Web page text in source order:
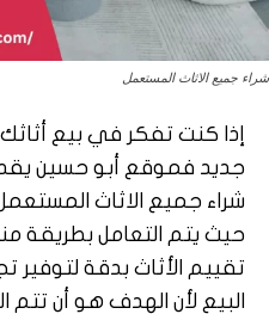
شراء جميع الاثاث المستعمل
إذا كنت تفكر في بيع أثاثك
جديد فموقع أبو حسين
شراء جميع الاثاث
حيث يتم التعامل بطريقة
تقييم الأثاث بدقة
البيع لأن الهدف هو أن